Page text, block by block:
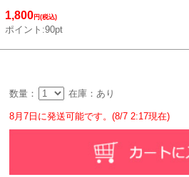
1,800円(税込)
ポイント:90pt
数量： 在庫：あり
8月7日に発送可能です。(8/7 2:17現在)